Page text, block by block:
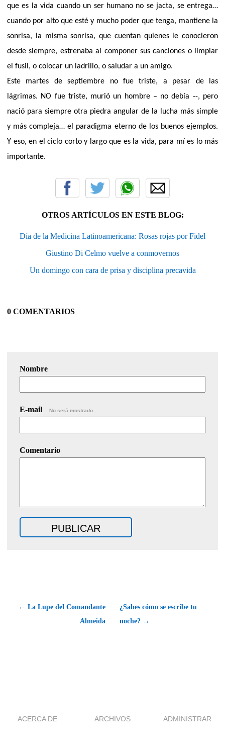
que es la vida cuando un ser humano no se jacta, se entrega…
cuando por alto que esté y mucho poder que tenga, mantiene la
sonrisa, la misma sonrisa, que cuentan quienes le conocieron
desde siempre, estrenaba al componer sus canciones o limpiar
el fusil, o colocar un ladrillo, o saludar a un amigo.
Este martes de septiembre no fue triste, a pesar de las
lágrimas. NO fue triste, murió un hombre – no debía --, pero
nació para siempre otra piedra angular de la lucha más simple
y más compleja… el paradigma eterno de los buenos ejemplos.
Y eso, en el ciclo corto y largo que es la vida, para mí es lo más
importante.
OTROS ARTÍCULOS EN ESTE BLOG:
Día de la Medicina Latinoamericana: Rosas rojas por Fidel
Giustino Di Celmo vuelve a conmovernos
Un domingo con cara de prisa y disciplina precavida
0 COMENTARIOS
Nombre
E-mail No será mostrado.
Comentario
← La Lupe del Comandante
Almeida
¿Sabes cómo se escribe tu
noche? →
ACERCA DE ARCHIVOS ADMINISTRAR